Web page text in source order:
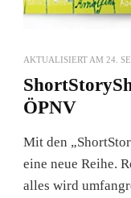
AKTUALISIERT AM 24.
ÖPNV
Mit den
eine neue Reihe.
alles wird